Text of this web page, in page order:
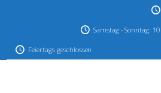
Samstag - Sonntag:
Feiertags geschlossen